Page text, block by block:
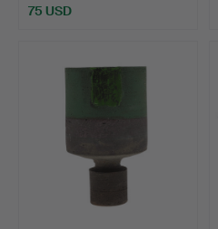
75 USD